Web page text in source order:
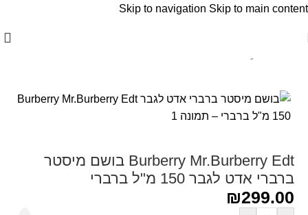
Skip to navigation Skip to main content
Burberry Mr.Burberry Edt בושם מיסטר
ברברי אדט לגבר 150 מ"ל ברברי
₪299.00